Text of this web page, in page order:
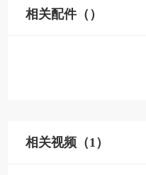
相关配件（）
相关视频（1）